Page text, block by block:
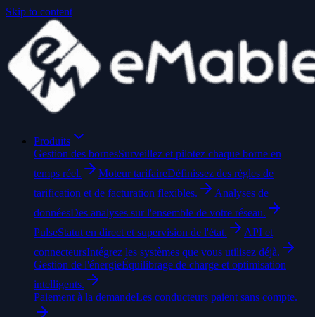
Skip to content
Produits
Gestion des bornesSurveillez et pilotez chaque borne en
temps réel.
Moteur tarifaireDéfinissez des règles de
tarification et de facturation flexibles.
Analyses de
donnéesDes analyses sur l'ensemble de votre réseau.
PulseStatut en direct et supervision de l'état.
API et
connecteursIntégrez les systèmes que vous utilisez déjà.
Gestion de l'énergieÉquilibrage de charge et optimisation
intelligents.
Paiement à la demandeLes conducteurs paient sans compte.